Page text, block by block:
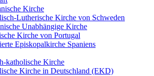
Kirche
Lutherische Kirche von Schweden
Unabhängige Kirche
Kirche von Portugal
Episkopalkirche Spaniens
katholische Kirche
Kirche in Deutschland (EKD)